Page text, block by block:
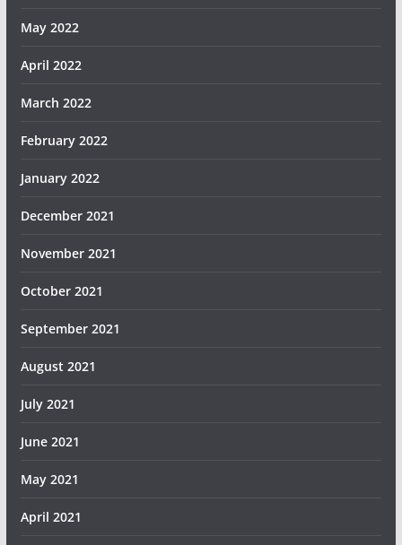
May 2022
April 2022
March 2022
February 2022
January 2022
December 2021
November 2021
October 2021
September 2021
August 2021
July 2021
June 2021
May 2021
April 2021